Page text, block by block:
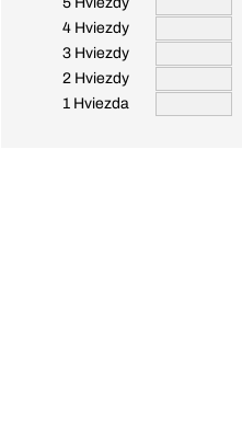
4 Hviezdy
3 Hviezdy
2 Hviezdy
1 Hviezda